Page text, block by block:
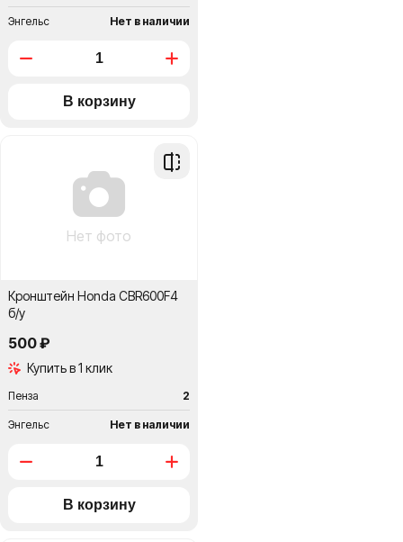
Энгельс Нет в наличии
Добавить
Нет фото
Кронштейн Honda CBR600F4
б/у
500 ₽
Купить в 1 клик
Пенза 2
Энгельс Нет в наличии